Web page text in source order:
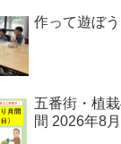
作って遊ぼ
五番街・植
間 2026年8